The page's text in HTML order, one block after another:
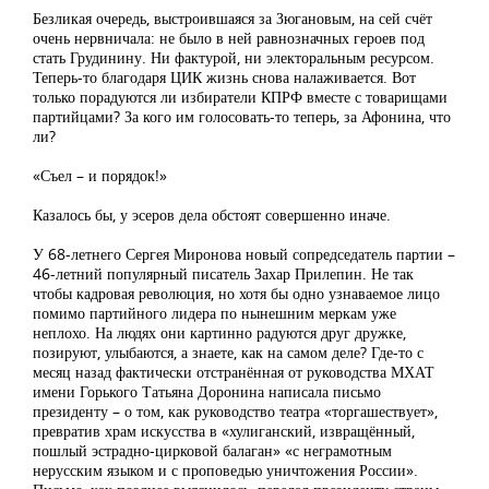
Безликая очередь, выстроившаяся за Зюгановым, на сей счёт
очень нервничала: не было в ней равнозначных героев под
стать Грудинину. Ни фактурой, ни электоральным ресурсом.
Теперь-то благодаря ЦИК жизнь снова налаживается. Вот
только порадуются ли избиратели КПРФ вместе с товарищами
партийцами? За кого им голосовать-то теперь, за Афонина, что
ли?
«Съел – и порядок!»
Казалось бы, у эсеров дела обстоят совершенно иначе.
У 68-летнего Сергея Миронова новый сопредседатель партии –
46-летний популярный писатель Захар Прилепин. Не так
чтобы кадровая революция, но хотя бы одно узнаваемое лицо
помимо партийного лидера по нынешним меркам уже
неплохо. На людях они картинно радуются друг дружке,
позируют, улыбаются, а знаете, как на самом деле? Где-то с
месяц назад фактически отстранённая от руководства МХАТ
имени Горького Татьяна Доронина написала письмо
президенту – о том, как руководство театра «торгашествует»,
превратив храм искусства в «хулиганский, извращённый,
пошлый эстрадно-цирковой балаган» «с неграмотным
нерусским языком и с проповедью уничтожения России».